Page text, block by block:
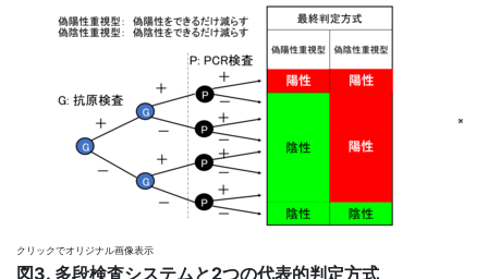
※
クリックでオリジナル画像表示
図3. 多段検査システムと2つの代表的判定方式